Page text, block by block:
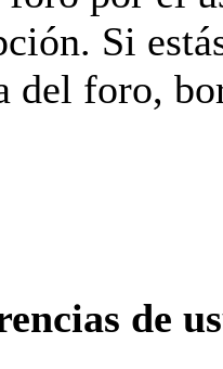
Si
del foro,
de